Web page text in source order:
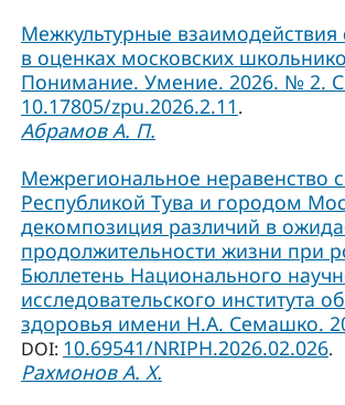
Межкультурные
в оценках московских
Понимание. Умение. 2026. № 2.
10.17805/zpu.2026.2.11.
Абрамов А. П.
Межрегиональное неравенство
Республикой Тува и городом
декомпозиция различий в
продолжительности жизни при
Бюллетень Национального
исследовательского института
здоровья имени Н.А. Семашко.
DOI: 10.69541/NRIPH.2026.02.026.
Рахмонов А. Х.